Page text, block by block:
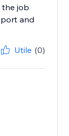
the job
and
Utile (0)